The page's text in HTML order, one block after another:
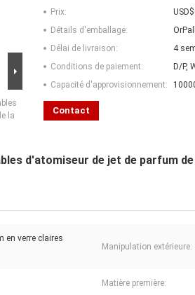
la
Prix:
Détails d'emballage:
Délai de livraison:
4
Conditions de paiement:
D/P,
Capacité d'approvisionnement:
Contact
d'atomiseur de jet de parfum
en verre claires
Manipulation extérieure:
Matière première: